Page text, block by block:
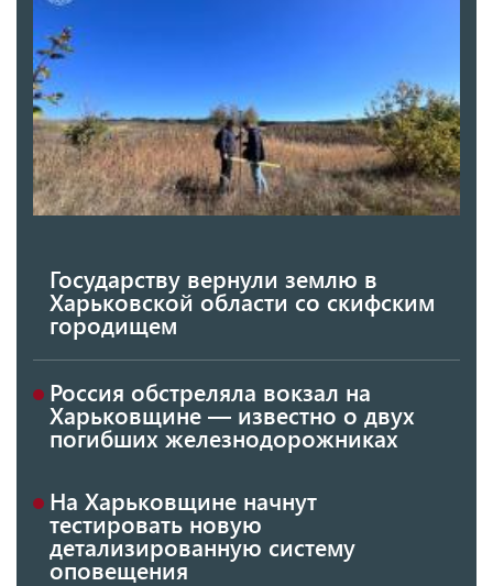
Государству вернули землю в
Харьковской области со скифским
городищем
Россия обстреляла вокзал на
Харьковщине — известно о двух
погибших железнодорожниках
На Харьковщине начнут
тестировать новую
детализированную систему
оповещения